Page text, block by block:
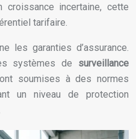
croissance incertaine, cette
tarifaire.
les garanties d’assurance.
systèmes de surveillance
soumises à des normes
un niveau de protection